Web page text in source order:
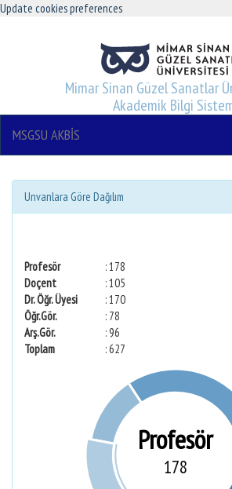
Update cookies preferences
Mimar Sinan Güzel Sanatlar
Akademik Bilgi
MSGSU AKBİS
Unvanlara Göre Dağılım
Profesör
: 178
Doçent
: 105
Dr. Öğr. Üyesi
: 170
Öğr.Gör.
: 78
Arş.Gör.
: 96
Toplam
: 627
Profesör
178